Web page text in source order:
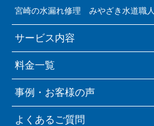
宮崎の水漏れ修理 みやざき水道職人
サービス内容
料金一覧
事例・お客様の声
よくあるご質問